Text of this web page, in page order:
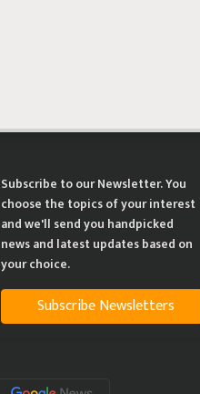
Subscribe to our Newsletter. You
choose the topics of your interest
and we'll send you handpicked
news and latest updates based on
your choice.
Subscribe Newsletters